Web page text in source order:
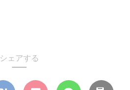
シェアする